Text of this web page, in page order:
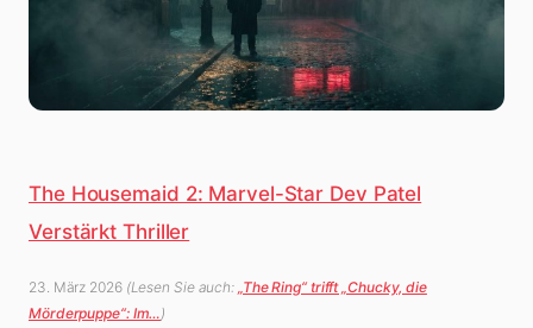
The Housemaid 2: Marvel-Star Dev Patel
Verstärkt Thriller
23. März 2026 (Lesen Sie auch: „The Ring“ trifft „Chucky, die
Mörderpuppe“: Im…)